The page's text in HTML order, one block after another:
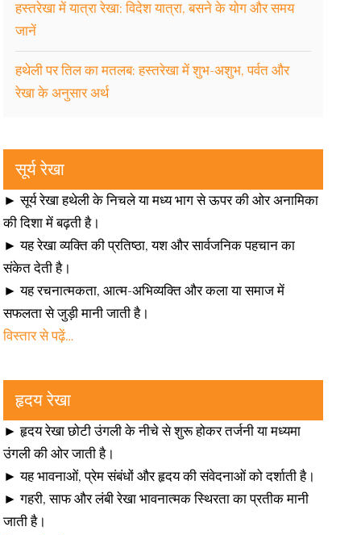
हस्तरेखा में यात्रा रेखा: विदेश यात्रा, बसने के योग और समय
जानें
हथेली पर तिल का मतलब: हस्तरेखा में शुभ-अशुभ, पर्वत और
रेखा के अनुसार अर्थ
सूर्य रेखा
► सूर्य रेखा हथेली के निचले या मध्य भाग से ऊपर की ओर अनामिका
की दिशा में बढ़ती है।
► यह रेखा व्यक्ति की प्रतिष्ठा, यश और सार्वजनिक पहचान का
संकेत देती है।
► यह रचनात्मकता, आत्म-अभिव्यक्ति और कला या समाज में
सफलता से जुड़ी मानी जाती है।
विस्तार से पढ़ें…
हृदय रेखा
► हृदय रेखा छोटी उंगली के नीचे से शुरू होकर तर्जनी या मध्यमा
उंगली की ओर जाती है।
► यह भावनाओं, प्रेम संबंधों और हृदय की संवेदनाओं को दर्शाती है।
► गहरी, साफ और लंबी रेखा भावनात्मक स्थिरता का प्रतीक मानी
जाती है।